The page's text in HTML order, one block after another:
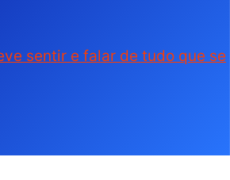
sentir e falar de tudo que se